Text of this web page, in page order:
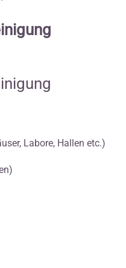
Labore, Hallen etc.)